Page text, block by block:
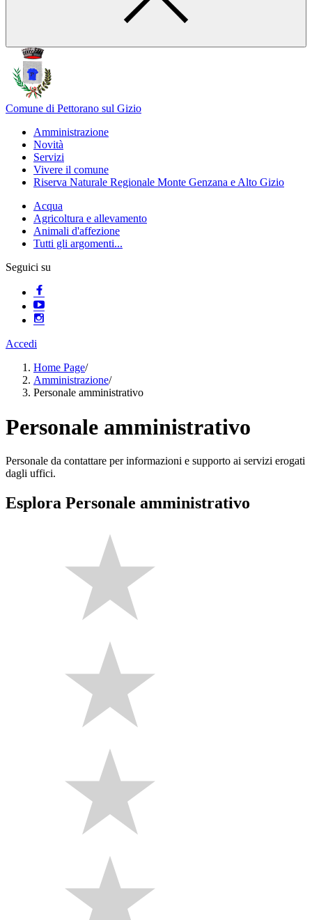
Comune di Pettorano sul Gizio
Amministrazione
Novità
Servizi
Vivere il comune
Riserva Naturale Regionale Monte Genzana e Alto Gizio
Acqua
Agricoltura e allevamento
Animali d'affezione
Tutti gli argomenti...
Seguici su
Accedi
Home Page/
Amministrazione/
Personale amministrativo
Personale amministrativo
Personale da contattare per informazioni e supporto ai servizi erogati
dagli uffici.
Esplora Personale amministrativo